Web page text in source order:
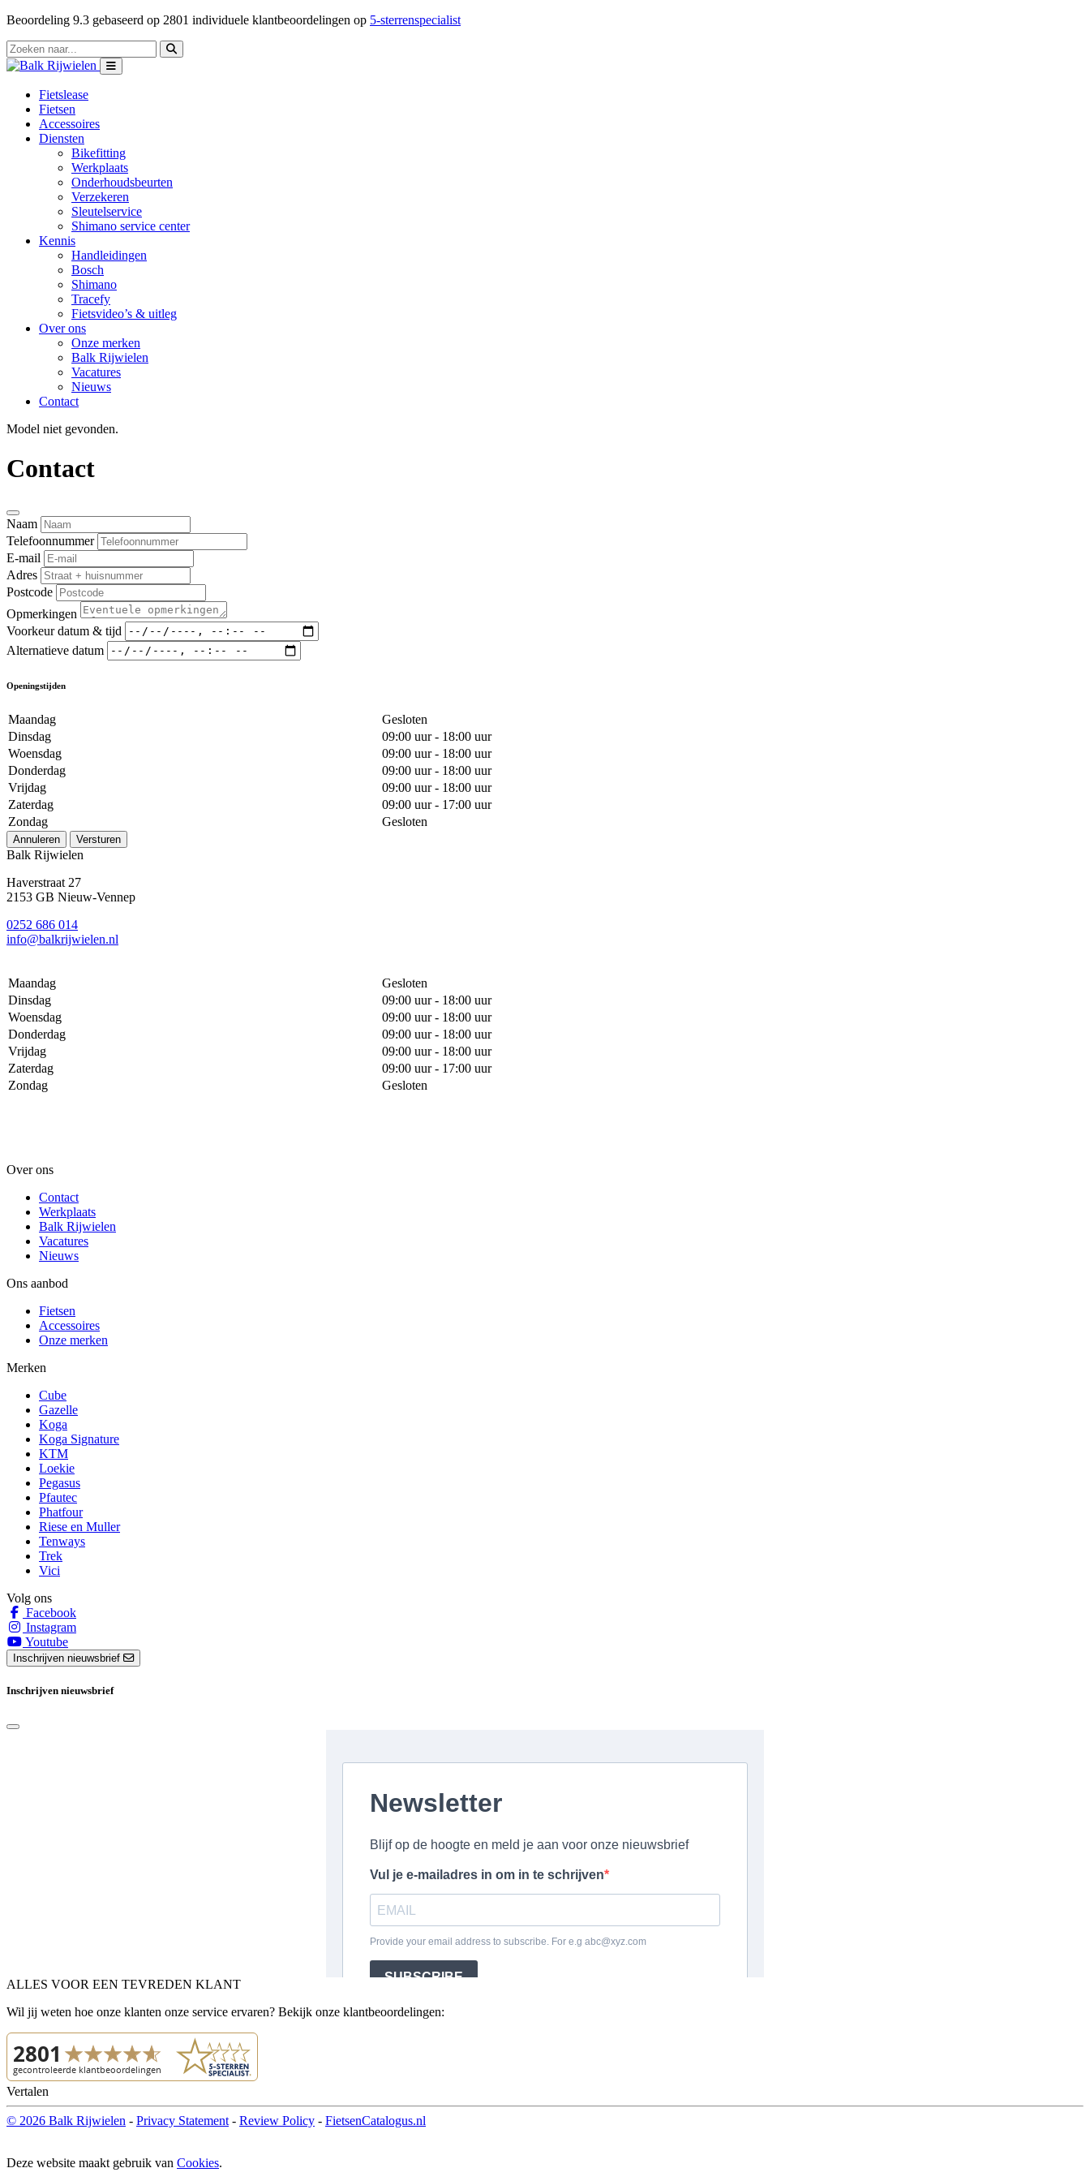
Beoordeling 9.3 gebaseerd op 2801 individuele klantbeoordelingen op 5-sterrenspecialist
Fietslease
Fietsen
Accessoires
Diensten
Bikefitting
Werkplaats
Onderhoudsbeurten
Verzekeren
Sleutelservice
Shimano service center
Kennis
Handleidingen
Bosch
Shimano
Tracefy
Fietsvideo’s & uitleg
Over ons
Onze merken
Balk Rijwielen
Vacatures
Nieuws
Contact
Model niet gevonden.
Contact
Naam
Telefoonnummer
E-mail
Adres
Postcode
Opmerkingen
Voorkeur datum & tijd
Alternatieve datum
Openingstijden
Maandag
Gesloten
Dinsdag
09:00 uur - 18:00 uur
Woensdag
09:00 uur - 18:00 uur
Donderdag
09:00 uur - 18:00 uur
Vrijdag
09:00 uur - 18:00 uur
Zaterdag
09:00 uur - 17:00 uur
Zondag
Gesloten
Annuleren Versturen
Balk Rijwielen
Haverstraat 27
2153 GB Nieuw-Vennep
0252 686 014
info@balkrijwielen.nl
Maandag
Gesloten
Dinsdag
09:00 uur - 18:00 uur
Woensdag
09:00 uur - 18:00 uur
Donderdag
09:00 uur - 18:00 uur
Vrijdag
09:00 uur - 18:00 uur
Zaterdag
09:00 uur - 17:00 uur
Zondag
Gesloten
Over ons
Contact
Werkplaats
Balk Rijwielen
Vacatures
Nieuws
Ons aanbod
Fietsen
Accessoires
Onze merken
Merken
Cube
Gazelle
Koga
Koga Signature
KTM
Loekie
Pegasus
Pfautec
Phatfour
Riese en Muller
Tenways
Trek
Vici
Volg ons
Facebook
Instagram
Youtube
Inschrijven nieuwsbrief
Inschrijven nieuwsbrief
ALLES VOOR EEN TEVREDEN KLANT
Wil jij weten hoe onze klanten onze service ervaren? Bekijk onze klantbeoordelingen:
Vertalen
© 2026 Balk Rijwielen - Privacy Statement - Review Policy - FietsenCatalogus.nl
Deze website maakt gebruik van Cookies.